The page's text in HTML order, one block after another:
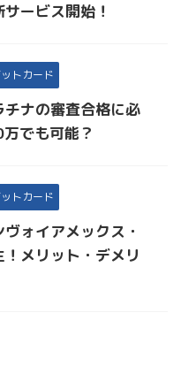
ービス開始！
トカード
チナの審査合格に必
でも可能？
トカード
ォイアメックス・
メリット・デメリ